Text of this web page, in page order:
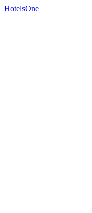
HotelsOne